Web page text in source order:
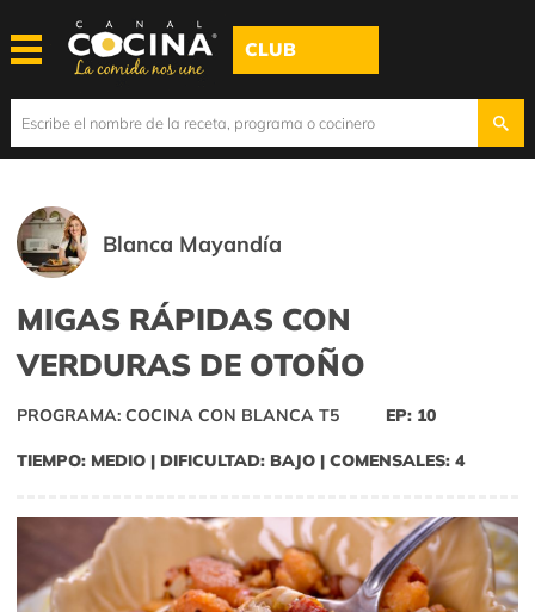
CLUB
Blanca Mayandía
MIGAS RÁPIDAS CON
VERDURAS DE OTOÑO
PROGRAMA: COCINA CON BLANCA T5 EP: 10
TIEMPO: MEDIO | DIFICULTAD: BAJO | COMENSALES: 4